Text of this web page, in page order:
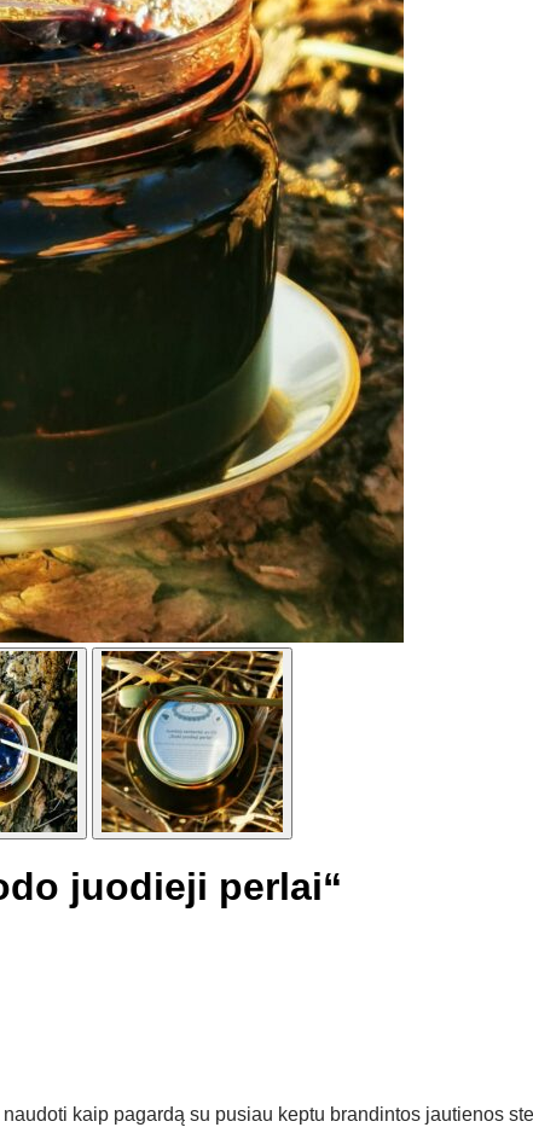
juodieji perlai“
kaip pagardą su pusiau keptu brandintos jautienos